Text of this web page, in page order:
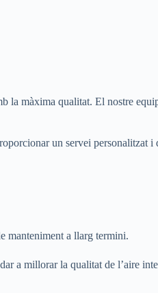
màxima qualitat. El nostre
un servei personalitzat i
manteniment a llarg termini.
a millorar la qualitat de l’aire